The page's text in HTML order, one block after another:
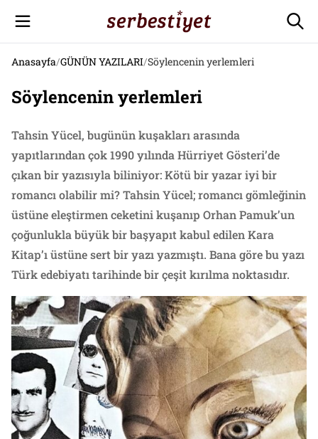
Anasayfa/GÜNÜN YAZILARI/Söylencenin yerlemleri
Söylencenin yerlemleri
Tahsin Yücel, bugünün kuşakları arasında
yapıtlarından çok 1990 yılında Hürriyet Gösteri’de
çıkan bir yazısıyla biliniyor: Kötü bir yazar iyi bir
romancı olabilir mi? Tahsin Yücel; romancı gömleğinin
üstüne eleştirmen ceketini kuşanıp Orhan Pamuk’un
çoğunlukla büyük bir başyapıt kabul edilen Kara
Kitap’ı üstüne sert bir yazı yazmıştı. Bana göre bu yazı
Türk edebiyatı tarihinde bir çeşit kırılma noktasıdır.